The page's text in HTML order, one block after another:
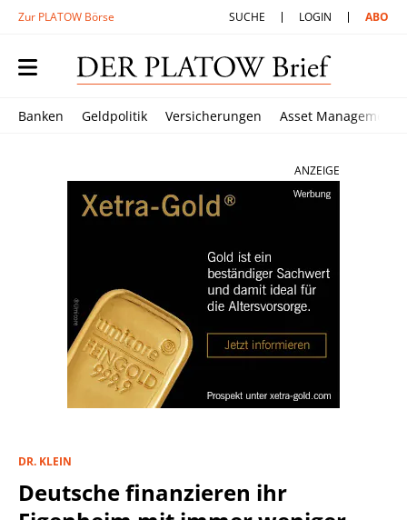
Zur PLATOW Börse SUCHE LOGIN ABO
Banken Geldpolitik Versicherungen Asset Management
ANZEIGE
DR. KLEIN
Deutsche finanzieren ihr